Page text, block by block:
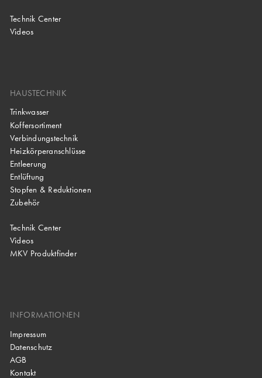
Technik Center
Videos
HAUSTECHNIK
Trinkwasser
Koffersortiment
Verbindungstechnik
Heizkörperanschlüsse
Entleerung
Entlüftung
Stopfen & Reduktionen
Zubehör
Technik Center
Videos
MKV Produktfinder
INFORMATIONEN
Impressum
Datenschutz
AGB
Kontakt